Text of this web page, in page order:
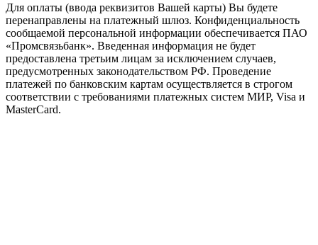
Для оплаты (ввода реквизитов Вашей карты) Вы будете
перенаправлены на платежный шлюз. Конфиденциальность
сообщаемой персональной информации обеспечивается ПАО
«Промсвязьбанк». Введенная информация не будет
предоставлена третьим лицам за исключением случаев,
предусмотренных законодательством РФ. Проведение
платежей по банковским картам осуществляется в строгом
соответствии с требованиями платежных систем МИР, Visa и
MasterCard.